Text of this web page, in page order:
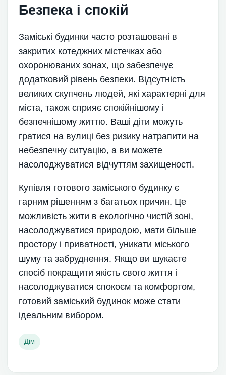
Безпека і спокій
Заміські будинки часто розташовані в
закритих котеджних містечках або
охоронюваних зонах, що забезпечує
додатковий рівень безпеки. Відсутність
великих скупчень людей, які характерні для
міста, також сприяє спокійнішому і
безпечнішому життю. Ваші діти можуть
гратися на вулиці без ризику натрапити на
небезпечну ситуацію, а ви можете
насолоджуватися відчуттям захищеності.
Купівля готового заміського будинку є
гарним рішенням з багатьох причин. Це
можливість жити в екологічно чистій зоні,
насолоджуватися природою, мати більше
простору і приватності, уникати міського
шуму та забруднення. Якщо ви шукаєте
спосіб покращити якість свого життя і
насолоджуватися спокоєм та комфортом,
готовий заміський будинок може стати
ідеальним вибором.
Дім